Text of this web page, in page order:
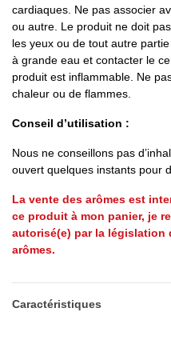
cardiaques. Ne pas associer
ou autre. Le produit ne doit
les yeux ou de tout autre
à grande eau et contacter le
produit est inflammable. Ne
chaleur ou de flammes.
Conseil d’utilisation :
Nous ne conseillons pas
ouvert quelques instants pour
La vente des arômes est
ce produit à mon panier, je
autorisé(e) par la législation
arômes.
Caractéristiques